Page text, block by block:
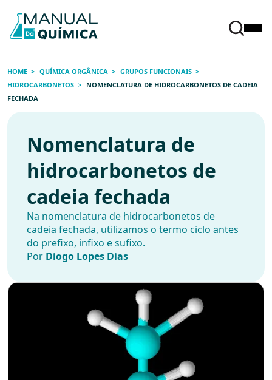
HOME QUÍMICA ORGÂNICA
GRUPOS FUNCIONAIS
HIDROCARBONETOS
NOMENCLATURA DE HIDROCARBONETOS DE CADEIA
FECHADA
Nomenclatura de
hidrocarbonetos de
cadeia fechada
Na nomenclatura de hidrocarbonetos de
cadeia fechada, utilizamos o termo ciclo antes
do prefixo, infixo e sufixo.
Por Diogo Lopes Dias